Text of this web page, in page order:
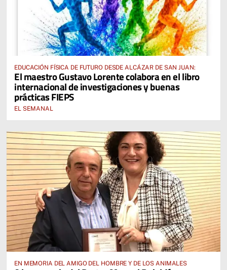
EDUCACIÓN FÍSICA DE FUTURO DESDE ALCÁZAR DE SAN JUAN:
El maestro Gustavo Lorente colabora en el libro
internacional de investigaciones y buenas
prácticas FIEPS
EL SEMANAL
EN MEMORIA DEL AMIGO DEL HOMBRE Y DE LOS ANIMALES